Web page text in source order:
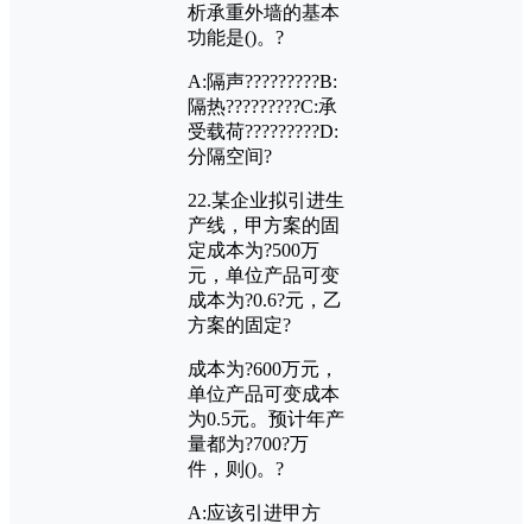
析承重外墙的基本
功能是()。?
A:隔声?????????B:
隔热?????????C:承
受载荷?????????D:
分隔空间?
22.某企业拟引进生
产线，甲方案的固
定成本为?500万
元，单位产品可变
成本为?0.6?元，乙
方案的固定?
成本为?600万元，
单位产品可变成本
为0.5元。预计年产
量都为?700?万
件，则 ()。?
A:应该引进甲方